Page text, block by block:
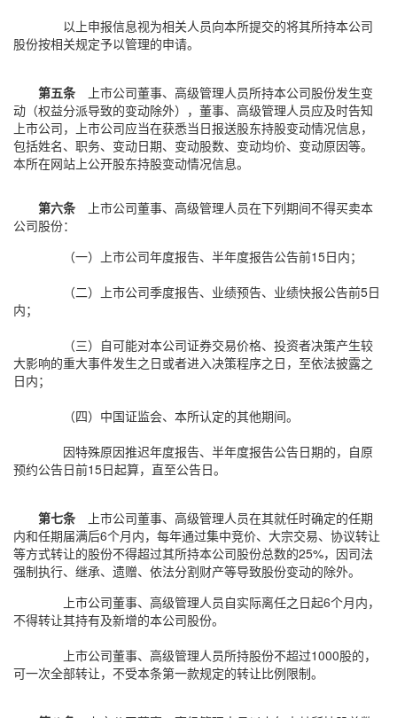
以上申报信息视为相关人员向本所提交的将其所持本公司
股份按相关规定予以管理的申请。
第五条 上市公司董事、高级管理人员所持本公司股份发生变
动（权益分派导致的变动除外），董事、高级管理人员应及时告知
上市公司，上市公司应当在获悉当日报送股东持股变动情况信息，
包括姓名、职务、变动日期、变动股数、变动均价、变动原因等。
本所在网站上公开股东持股变动情况信息。
第六条 上市公司董事、高级管理人员在下列期间不得买卖本
公司股份：
（一）上市公司年度报告、半年度报告公告前15日内；
（二）上市公司季度报告、业绩预告、业绩快报公告前5日
内；
（三）自可能对本公司证券交易价格、投资者决策产生较
大影响的重大事件发生之日或者进入决策程序之日，至依法披露之
日内；
（四）中国证监会、本所认定的其他期间。
因特殊原因推迟年度报告、半年度报告公告日期的，自原
预约公告日前15日起算，直至公告日。
第七条 上市公司董事、高级管理人员在其就任时确定的任期
内和任期届满后6个月内，每年通过集中竞价、大宗交易、协议转让
等方式转让的股份不得超过其所持本公司股份总数的25%，因司法
强制执行、继承、遗赠、依法分割财产等导致股份变动的除外。
上市公司董事、高级管理人员自实际离任之日起6个月内，
不得转让其持有及新增的本公司股份。
上市公司董事、高级管理人员所持股份不超过1000股的，
可一次全部转让，不受本条第一款规定的转让比例限制。